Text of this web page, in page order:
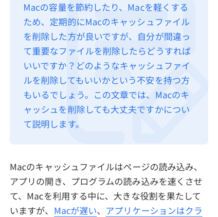
利用規約
返金について
Macの容量を節約したり、Macを軽くする
ため、定期的にMacのキャッシュファイル
を削除した方が良いですが、自分が間違っ
て重要なファイルを削除したらどうすれば
いいですか？どのようなキャッシュファイ
ルを削除してもいいかという不安を持つ方
もいるでしょう。この文章では、Macのキ
ャッシュを削除しても大丈夫ですかについ
て説明します。
Macのキャッシュファイルはページの読み込み、
アプリの開き、プログラムの読み込みを速くさせ
て、Macを利用する中に、大きな役割を果たして
いますが、 Macが遅い、 アプリケーションはクラ